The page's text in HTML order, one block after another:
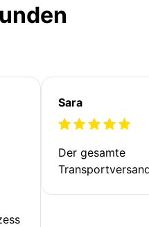
Sara
Der gesamte